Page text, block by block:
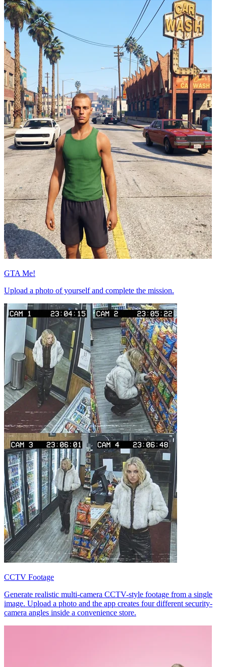
GTA Me!
Upload a photo of yourself and complete the mission.
CCTV Footage
Generate realistic multi-camera CCTV-style footage from a single
image. Upload a photo and the app creates four different security-
camera angles inside a convenience store.